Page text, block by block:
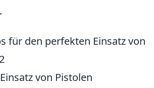
für den perfekten Einsatz von
von Pistolen